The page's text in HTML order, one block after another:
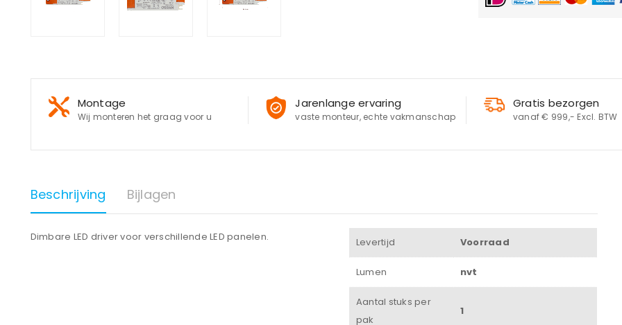
LOGIN
Montage
Wij monteren het graag voor u
Jarenlange ervaring
vaste monteur, echte vakmanschap
Gratis bezorgen
vanaf € 999,- Excl. BTW
Beschrijving Bijlagen
Dimbare LED driver voor verschillende LED panelen. Levertijd Voorraad
Lumen nvt
Aantal stuks per
pak
1